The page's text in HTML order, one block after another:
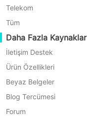
C2V Geçişi
P2C Geçişi
Kurtarılabilirlik
VM Kurtarma Doğrulama
OS Kurtarma Doğrulama
Veri Güvenliği
Oracle OLVM
XenServer/Citrix Hypervisor
KayGrid
InCloud Sphere
Arcfra
FusionOne Compute
NexaVM
Fiziksel Sunucu
Telekom
Tüm
Daha Fazla Kaynaklar
İletişim Destek
Ürün Özellikleri
Beyaz Belgeler
Blog Tercümesi
Forum
İçindekiler
Değiştirilemez
Sağlam bir